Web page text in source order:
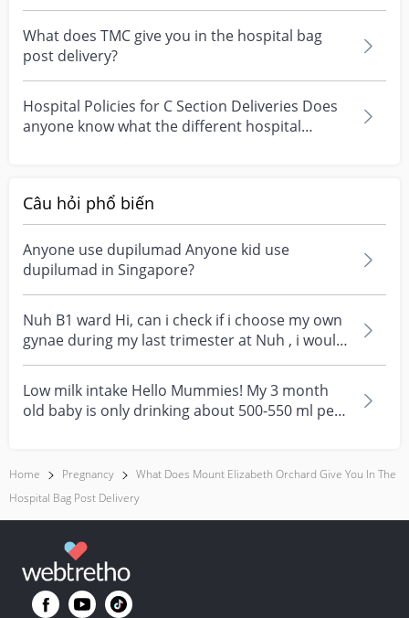
What does TMC give you in the hospital bag
post delivery?
Hospital Policies for C Section Deliveries Does
anyone know what the different hospital
Câu hỏi phổ biến
Anyone use dupilumad Anyone kid use
dupilumad in Singapore?
Nuh B1 ward Hi, can i check if i choose my own
gynae during my last trimester at Nuh , i would
tech...
Low milk intake Hello Mummies! My 3 month
old baby is only drinking about 500-550 ml per
Home Pregnancy
What Does Mount Elizabeth Orchard Give You In The
Hospital Bag Post Delivery